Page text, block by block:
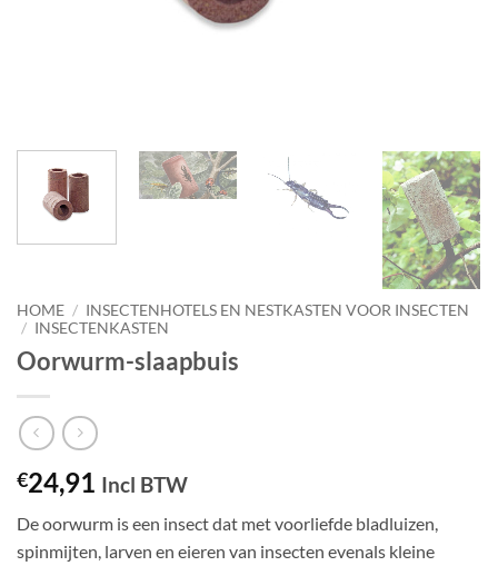
HOME / INSECTENHOTELS EN NESTKASTEN VOOR INSECTEN
/ INSECTENKASTEN
Oorwurm-slaapbuis
€24,91 Incl BTW
De oorwurm is een insect dat met voorliefde bladluizen,
spinmijten, larven en eieren van insecten evenals kleine